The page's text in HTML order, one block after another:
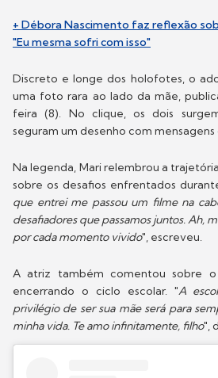
+ Débora Nascimento faz reflexão
"Eu mesma sofri com isso"
Discreto e longe dos holofotes, o
uma foto rara ao lado da mãe,
feira (8). No clique, os dois
seguram um desenho com mensagens
Na legenda, Mari relembrou a
sobre os desafios enfrentados
que entrei me passou um filme na
desafiadores que passamos juntos. Ah,
por cada momento vivido", escreveu.
A atriz também comentou sobre
encerrando o ciclo escolar. "A
privilégio de ser sua mãe será para
minha vida. Te amo infinitamente, filho",